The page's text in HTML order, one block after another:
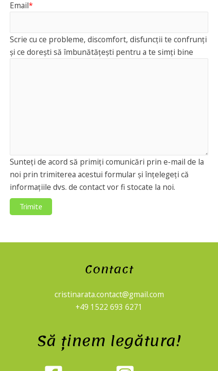
Email*
Scrie cu ce probleme, discomfort, disfuncții te confrunți
și ce dorești să îmbunătățești pentru a te simți bine
Sunteți de acord să primiți comunicări prin e-mail de la
noi prin trimiterea acestui formular și înțelegeți că
informațiile dvs. de contact vor fi stocate la noi.
Trimite
Contact
cristinarata.contact@gmail.com
+49 1522 693 6271
Să ținem legătura!